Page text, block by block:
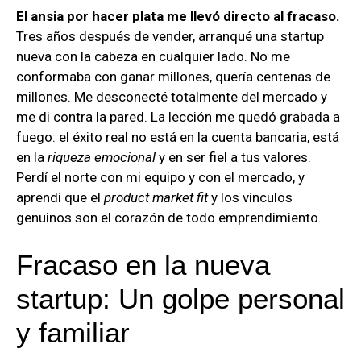
El ansia por hacer plata me llevó directo al fracaso.
Tres años después de vender, arranqué una startup
nueva con la cabeza en cualquier lado. No me
conformaba con ganar millones, quería centenas de
millones. Me desconecté totalmente del mercado y
me di contra la pared. La lección me quedó grabada a
fuego: el éxito real no está en la cuenta bancaria, está
en la riqueza emocional y en ser fiel a tus valores.
Perdí el norte con mi equipo y con el mercado, y
aprendí que el product market fity los vínculos
genuinos son el corazón de todo emprendimiento.
Fracaso en la nueva
startup: Un golpe personal
y familiar